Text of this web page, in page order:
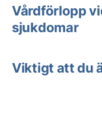
Vårdförlopp
sjukdomar
Viktigt att du